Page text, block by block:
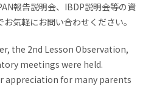
EN
資料請求
報告説明会、IBDP説明会等の資
気軽にお問い合わせください。
the 2nd Lesson Observation,
meetings were held.
appreciation for many parents